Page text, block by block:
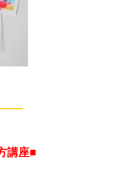
講座■